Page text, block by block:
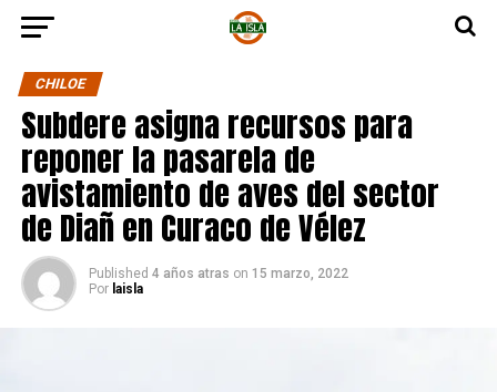
CHILOE
Subdere asigna recursos para
reponer la pasarela de
avistamiento de aves del sector
de Diañ en Curaco de Vélez
Published 4 años atras on 15 marzo, 2022
Por laisla